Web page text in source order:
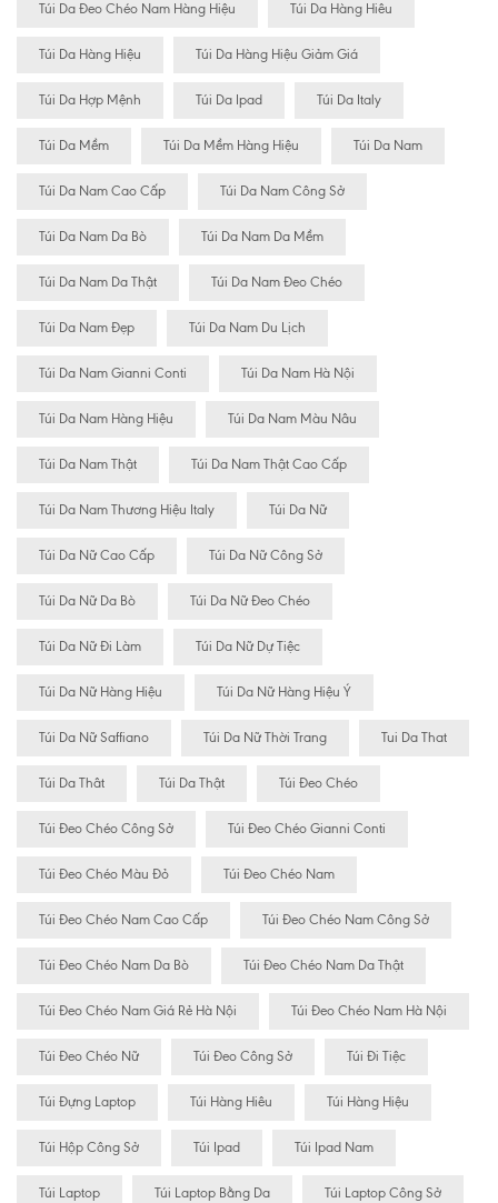
Túi Da Đeo Chéo Nam Hàng Hiệu Túi Da Hàng Hiêu
Túi Da Hàng Hiệu Túi Da Hàng Hiệu Giảm Giá
Túi Da Hợp Mệnh Túi Da Ipad Túi Da Italy
Túi Da Mềm Túi Da Mềm Hàng Hiệu Túi Da Nam
Túi Da Nam Cao Cấp Túi Da Nam Công Sở
Túi Da Nam Da Bò Túi Da Nam Da Mềm
Túi Da Nam Da Thật Túi Da Nam Đeo Chéo
Túi Da Nam Đẹp Túi Da Nam Du Lịch
Túi Da Nam Gianni Conti Túi Da Nam Hà Nội
Túi Da Nam Hàng Hiệu Túi Da Nam Màu Nâu
Túi Da Nam Thật Túi Da Nam Thật Cao Cấp
Túi Da Nam Thương Hiệu Italy Túi Da Nữ
Túi Da Nữ Cao Cấp Túi Da Nữ Công Sở
Túi Da Nữ Da Bò Túi Da Nữ Đeo Chéo
Túi Da Nữ Đi Làm Túi Da Nữ Dự Tiệc
Túi Da Nữ Hàng Hiệu Túi Da Nữ Hàng Hiệu Ý
Túi Da Nữ Saffiano Túi Da Nữ Thời Trang Tui Da That
Túi Da Thât Túi Da Thật Túi Đeo Chéo
Túi Đeo Chéo Công Sở Túi Đeo Chéo Gianni Conti
Túi Đeo Chéo Màu Đỏ Túi Đeo Chéo Nam
Túi Đeo Chéo Nam Cao Cấp Túi Đeo Chéo Nam Công Sở
Túi Đeo Chéo Nam Da Bò Túi Đeo Chéo Nam Da Thật
Túi Đeo Chéo Nam Giá Rẻ Hà Nội Túi Đeo Chéo Nam Hà Nội
Túi Đeo Chéo Nữ Túi Đeo Công Sở Túi Đi Tiệc
Túi Đựng Laptop Túi Hàng Hiêu Túi Hàng Hiệu
Túi Hộp Công Sở Túi Ipad Túi Ipad Nam
Túi Laptop Túi Laptop Bằng Da Túi Laptop Công Sở